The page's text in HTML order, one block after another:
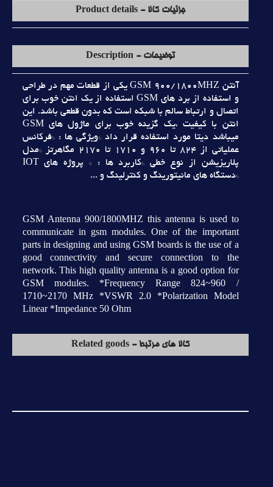
جزئیات کالا - Product details
توضیحات - Description
آنتن GSM 900/1800MHZ يکي از قطعات مهم در طراحي
و استفاده از برد هاي GSM استفاده از يک انتن خوب براي
اتصال و ارتباط سالم با شبکه است که بدون قطعي باشد. اين
انتن با کيفيت ،يک گزينه خوب براي ماژول هاي GSM
ميباشد ديتا مورد استفاده قرار داد *ويژگي ها : *فرکانس
عملياتي از 824 تا 960 و 1710 تا 2170 مگاهرتز *مدل
پلاريزيشن از نوع خطي *کاربرد ها : * پروژه هاي IOT
*دستگاه هاي مانيتورينگ و کنترلينگ و ...
GSM Antenna 900/1800MHZ this antenna is used to
communicate in gsm modules. One of the important
parts in designing and using GSM boards is the use of a
good connectivity and secure connection to the
network. This high quality antenna is a good option for
GSM modules. *Frequency Range 824~960 /
1710~2170 MHz *VSWR 2.0 *Polarization Model
Linear *Impedance 50 Ohm
کالا های مرتبط - Related goods